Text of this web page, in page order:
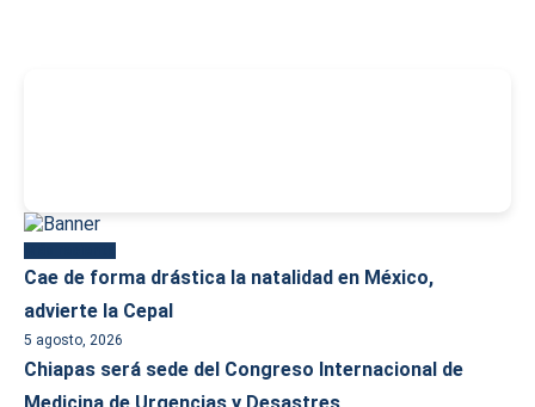
Cae de forma drástica la natalidad en México,
advierte la Cepal
5 agosto, 2026
Chiapas será sede del Congreso Internacional de